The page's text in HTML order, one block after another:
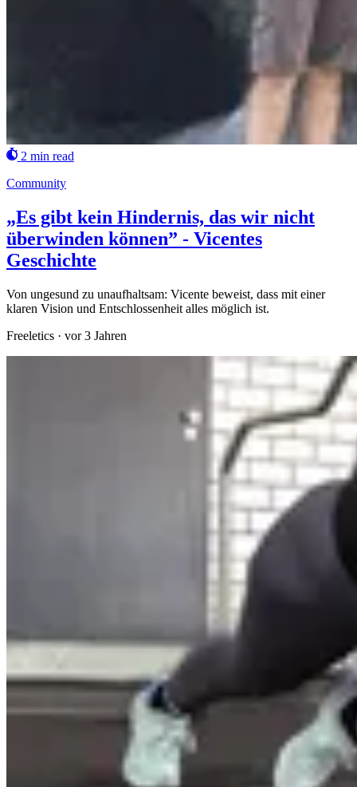
2 min read
Community
„Es gibt kein Hindernis, das wir nicht
überwinden können” - Vicentes
Geschichte
Von ungesund zu unaufhaltsam: Vicente beweist, dass mit einer
klaren Vision und Entschlossenheit alles möglich ist.
Freeletics · vor 3 Jahren